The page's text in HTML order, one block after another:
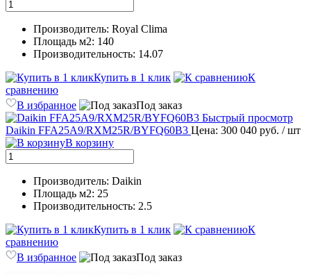
Производитель: Royal Clima
Площадь м2: 140
Производительность: 14.07
Купить в 1 клик
К
сравнению
В избранное
Под заказ
Быстрый просмотр
Daikin FFA25A9/RXM25R/BYFQ60B3 Цена: 300 040 руб. / шт
В корзину
Производитель: Daikin
Площадь м2: 25
Производительность: 2.5
Купить в 1 клик
К
сравнению
В избранное
Под заказ